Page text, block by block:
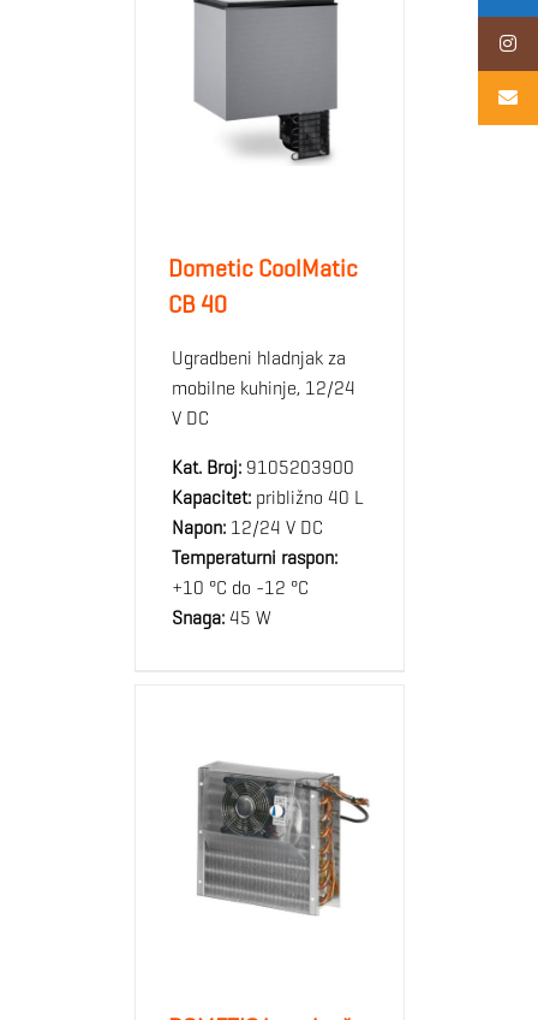
Dometic CoolMatic
CB 40
Ugradbeni hladnjak za
mobilne kuhinje, 12/24
V DC
Kat. Broj:9105203900
Kapacitet:približno 40 L
Napon:12/24 V DC
Temperaturni raspon:
+10 °C do -12 °C
Snaga:45 W